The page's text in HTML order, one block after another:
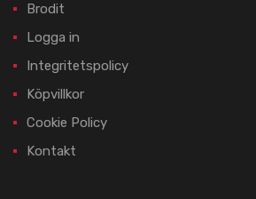
Brodit
Logga in
Integritetspolicy
Köpvillkor
Cookie Policy
Kontakt